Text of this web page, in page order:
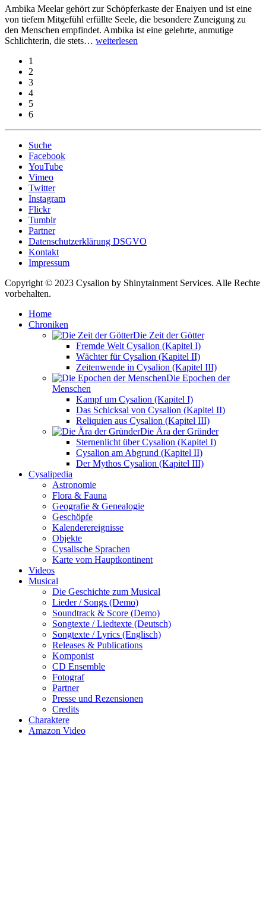
Ambika Meelar gehört zur Schöpferkaste der Enaiyen und ist eine
von tiefem Mitgefühl erfüllte Seele, die besondere Zuneigung zu
den Menschen empfindet. Ambika ist eine gelehrte, anmutige
Schlichterin, die stets… weiterlesen
1
2
3
4
5
6
Suche
Facebook
YouTube
Vimeo
Twitter
Instagram
Flickr
Tumblr
Partner
Datenschutzerklärung DSGVO
Kontakt
Impressum
Copyright © 2023 Cysalion by Shinytainment Services. Alle Rechte
vorbehalten.
Home
Chroniken
Die Zeit der Götter
Fremde Welt Cysalion (Kapitel I)
Wächter für Cysalion (Kapitel II)
Zeitenwende in Cysalion (Kapitel III)
Die Epochen der
Menschen
Kampf um Cysalion (Kapitel I)
Das Schicksal von Cysalion (Kapitel II)
Reliquien aus Cysalion (Kapitel III)
Die Ära der Gründer
Sternenlicht über Cysalion (Kapitel I)
Cysalion am Abgrund (Kapitel II)
Der Mythos Cysalion (Kapitel III)
Cysalipedia
Astronomie
Flora & Fauna
Geografie & Genealogie
Geschöpfe
Kalenderereignisse
Objekte
Cysalische Sprachen
Karte vom Hauptkontinent
Videos
Musical
Die Geschichte zum Musical
Lieder / Songs (Demo)
Soundtrack & Score (Demo)
Songtexte / Liedtexte (Deutsch)
Songtexte / Lyrics (Englisch)
Releases & Publications
Komponist
CD Ensemble
Fotograf
Partner
Presse und Rezensionen
Credits
Charaktere
Amazon Video